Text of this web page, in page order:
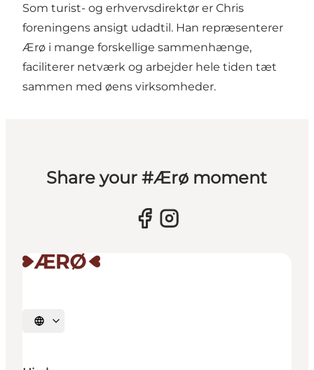
Som turist- og erhvervsdirektør er Chris
foreningens ansigt udadtil. Han repræsenterer
Ærø i mange forskellige sammenhænge,
faciliterer netværk og arbejder hele tiden tæt
sammen med øens virksomheder.
Share your #Ærø moment
Vælg sprog